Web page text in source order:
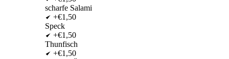
scharfe Salami
+€1,50
Speck
+€1,50
Thunfisch
+€1,50